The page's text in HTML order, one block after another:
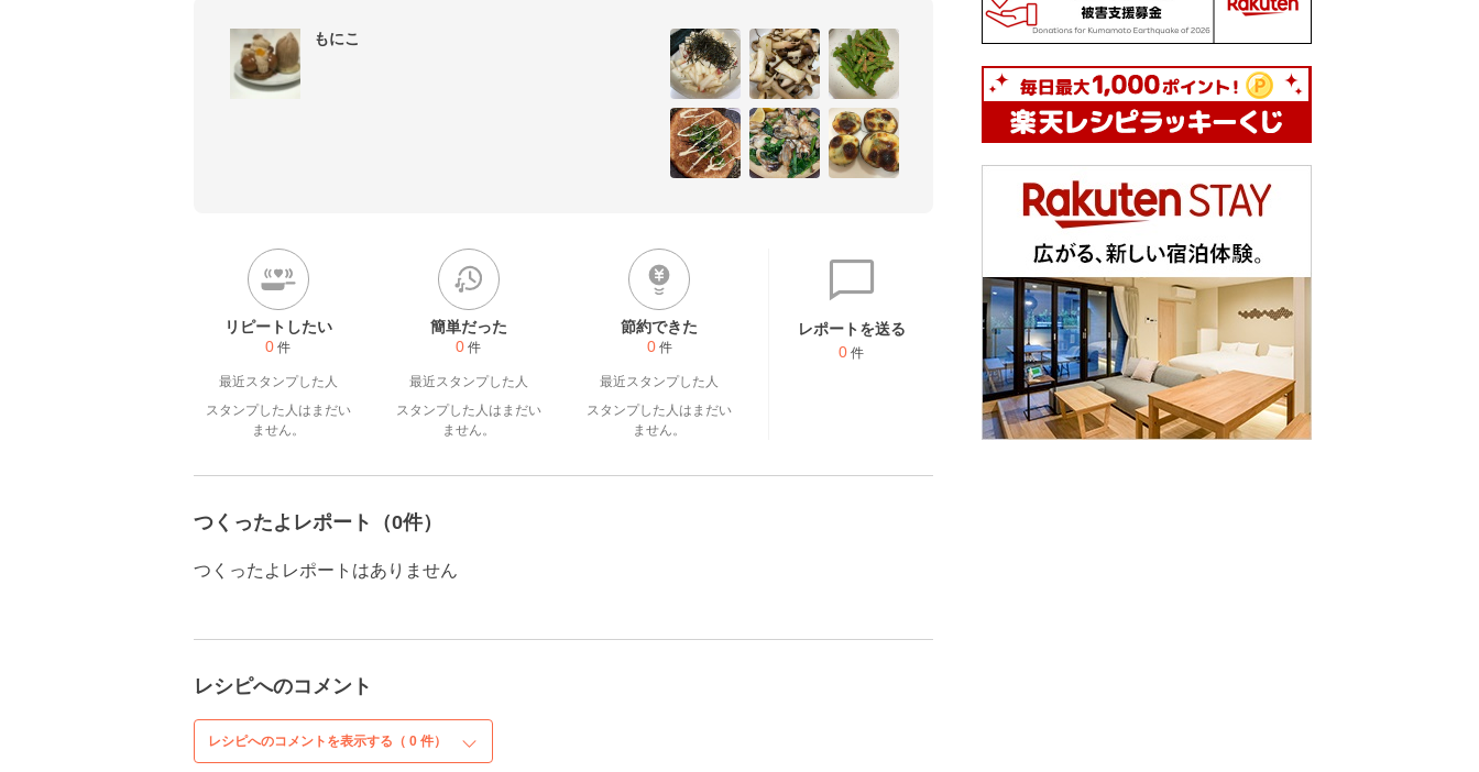
もにこ
リピートしたい
0 件
最近スタンプした人
スタンプした人はまだい
ません。
簡単だった
0 件
最近スタンプした人
スタンプした人はまだい
ません。
節約できた
0 件
最近スタンプした人
スタンプした人はまだい
ません。
レポートを送る
0 件
つくったよレポート（0件）
つくったよレポートはありません
レシピへのコメント
レシピへのコメントを表示する（ 0 件）